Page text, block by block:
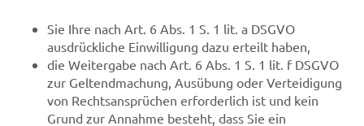
Sie Ihre nach Art. 6 Abs. 1 S. 1 lit. a DSGVO
ausdrückliche Einwilligung dazu erteilt haben,
die Weitergabe nach Art. 6 Abs. 1 S. 1 lit. f DSGVO
zur Geltendmachung, Ausübung oder Verteidigung
von Rechtsansprüchen erforderlich ist und kein
Grund zur Annahme besteht, dass Sie ein